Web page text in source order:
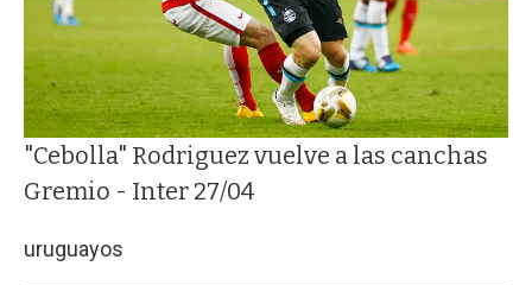
"Cebolla" Rodriguez vuelve a las canchas
Gremio - Inter 27/04
uruguayos